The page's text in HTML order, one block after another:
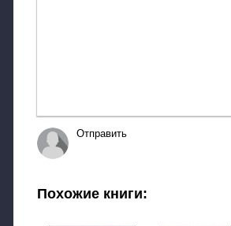
Отправить
Похожие книги: